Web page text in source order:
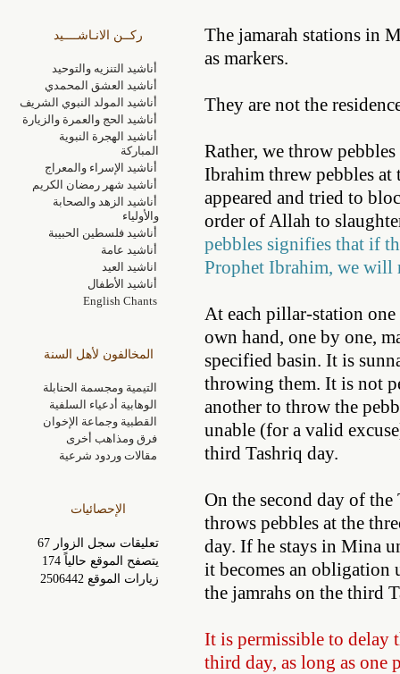
ركــن الانـاشــــيد
أناشيد التنزيه والتوحيد
أناشيد العشق المحمدي
أناشيد المولد النبوي الشريف
أناشيد الحج والعمرة والزيارة
أناشيد الهجرة النبوية
المباركة
أناشيد الإسراء والمعراج
أناشيد شهر رمضان الكريم
أناشيد الزهد والصحابة
والأولياء
أناشيد فلسطين الحبيبة
أناشيد عامة
اناشيد العيد
أناشيد الأطفال
English Chants
المخالفون لأهل السنة
التيمية ومجسمة الحنابلة
الوهابية أدعياء السلفية
القطبية وجماعة الإخوان
فرق ومذاهب أخرى
مقالات وردود شرعية
الإحصائيات
تعليقات سجل الزوار 67
يتصفح الموقع حالياً 174
زيارات الموقع 2506442
The jamarah stations in
as markers.
They are not the
Rather, we throw
Ibrahim threw pebbles at
appeared and tried to
order of Allah to
pebbles signifies that if
Prophet Ibrahim, we will
At each pillar-station one
own hand, one by one,
specified basin. It is
throwing them. It is not
another to throw the
unable (for a valid
third Tashriq day.
On the second day of
throws pebbles at the
day. If he stays in Mina
it becomes an obligation
the jamrahs on the third
It is permissible to delay
third day, as long as one